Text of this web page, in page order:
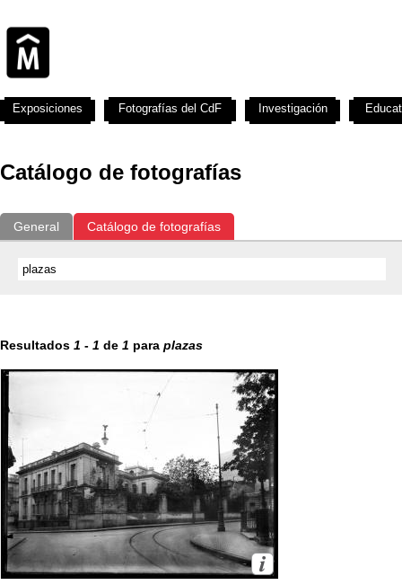
Catálogo de fotografías
General Catálogo de fotografías
Resultados 1 - 1 de 1 para plazas
Exposiciones Fotografías del CdF Investigación